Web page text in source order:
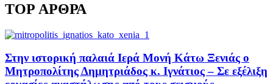
TOP ΑΡΘΡΑ
Στην ιστορική παλαιά Ιερά Μονή Κάτω Ξενιάς ο
Μητροπολίτης Δημητριάδος κ. Ιγνάτιος – Σε εξέλιξη